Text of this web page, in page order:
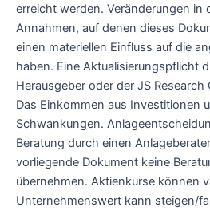
erreicht werden. Veränderungen in
Annahmen, auf denen dieses
einen materiellen Einfluss auf die
haben. Eine Aktualisierungspflicht
Herausgeber oder der JS
Das Einkommen aus Investitionen
Schwankungen.
Beratung durch einen
vorliegende Dokument keine
übernehmen. Aktienkurse können
Unternehmenswert kann steigen/